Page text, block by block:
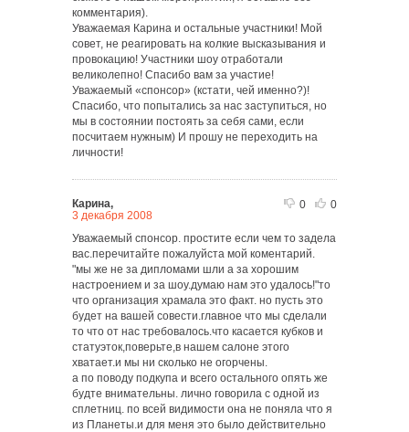
комментария).
Уважаемая Карина и остальные участники! Мой
совет, не реагировать на колкие высказывания и
провокацию! Участники шоу отработали
великолепно! Спасибо вам за участие!
Уважаемый «спонсор» (кстати, чей именно?)!
Спасибо, что попытались за нас заступиться, но
мы в состоянии постоять за себя сами, если
посчитаем нужным) И прошу не переходить на
личности!
0 0
Карина,
3 декабря 2008
Уважаемый спонсор. простите если чем то задела
вас.перечитайте пожалуйста мой коментарий.
"мы же не за дипломами шли а за хорошим
настроением и за шоу.думаю нам это удалось!"то
что организация храмала это факт. но пусть это
будет на вашей совести.главное что мы сделали
то что от нас требовалось.что касается кубков и
статуэток,поверьте,в нашем салоне этого
хватает.и мы ни сколько не огорчены.
а по поводу подкупа и всего остального опять же
будте внимательны. лично говорила с одной из
сплетниц. по всей видимости она не поняла что я
из Планеты.и для меня это было действительно